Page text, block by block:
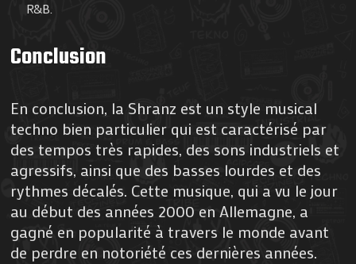
R&B.
Conclusion
En conclusion, la Shranz est un style musical
techno bien particulier qui est caractérisé par
des tempos très rapides, des sons industriels et
agressifs, ainsi que des basses lourdes et des
rythmes décalés. Cette musique, qui a vu le jour
au début des années 2000 en Allemagne, a
gagné en popularité à travers le monde avant
de perdre en notoriété ces dernières années.